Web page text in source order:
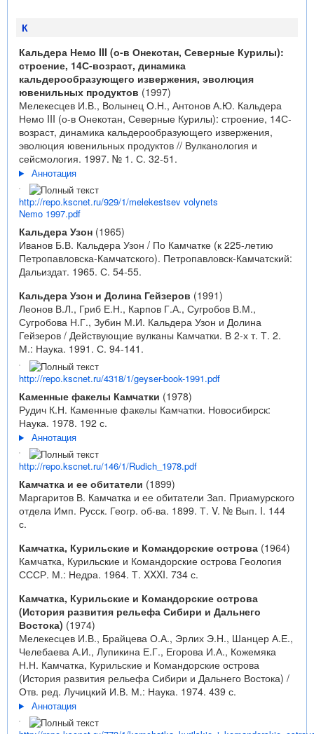
К
Кальдера Немо III (о-в Онекотан, Северные Курилы):
строение, 14С-возраст, динамика
кальдерообразующего извержения, эволюция
ювенильных продуктов (1997)
Мелекесцев И.В., Волынец О.Н., Антонов А.Ю. Кальдера
Немо III (о-в Онекотан, Северные Курилы): строение, 14С-
возраст, динамика кальдерообразующего извержения,
эволюция ювенильных продуктов // Вулканология и
сейсмология. 1997. № 1. С. 32-51.
Аннотация
http://repo.kscnet.ru/929/1/melekestsev volynets
Nemo 1997.pdf
Кальдера Узон (1965)
Иванов Б.В. Кальдера Узон / По Камчатке (к 225-летию
Петропавловска-Камчатского). Петропавловск-Камчатский:
Дальиздат. 1965. С. 54-55.
Кальдера Узон и Долина Гейзеров (1991)
Леонов В.Л., Гриб Е.Н., Карпов Г.А., Сугробов В.М.,
Сугробова Н.Г., Зубин М.И. Кальдера Узон и Долина
Гейзеров / Действующие вулканы Камчатки. В 2-х т. Т. 2.
М.: Наука. 1991. С. 94-141.
http://repo.kscnet.ru/4318/1/geyser-book-1991.pdf
Каменные факелы Камчатки (1978)
Рудич К.Н. Каменные факелы Камчатки. Новосибирск:
Наука. 1978. 192 с.
Аннотация
http://repo.kscnet.ru/146/1/Rudich_1978.pdf
Камчатка и ее обитатели (1899)
Маргаритов В. Камчатка и ее обитатели Зап. Приамурского
отдела Имп. Русск. Геогр. об-ва. 1899. Т. V. № Вып. I. 144
с.
Камчатка, Курильские и Командорские острова (1964)
Камчатка, Курильские и Командорские острова Геология
СССР. М.: Недра. 1964. Т. XXXI. 734 с.
Камчатка, Курильские и Командорские острова
(История развития рельефа Сибири и Дальнего
Востока) (1974)
Мелекесцев И.В., Брайцева О.А., Эрлих Э.Н., Шанцер А.Е.,
Челебаева А.И., Лупикина Е.Г., Егорова И.А., Кожемяка
Н.Н. Камчатка, Курильские и Командорские острова
(История развития рельефа Сибири и Дальнего Востока) /
Отв. ред. Лучицкий И.В. М.: Наука. 1974. 439 с.
Аннотация